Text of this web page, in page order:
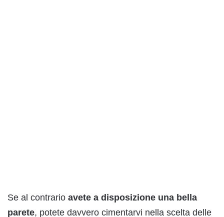
Se al contrario avete a disposizione una bella
parete, potete davvero cimentarvi nella scelta delle